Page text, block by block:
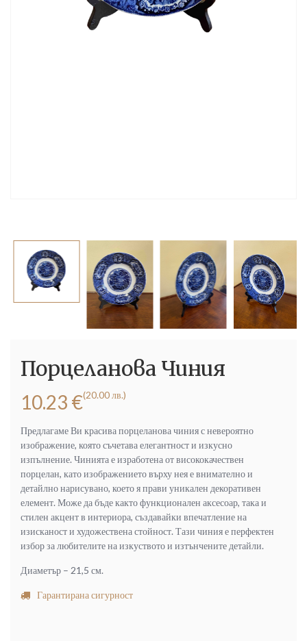
Порцеланова Чиния
10.23 €(20.00 лв.)
Предлагаме Ви красива порцеланова чиния с невероятно
изображение, която съчетава елегантност и изкусно
изпълнение. Чинията е изработена от висококачествен
порцелан, като изображението върху нея е внимателно и
детайлно нарисувано, което я прави уникален декоративен
елемент. Може да бъде както функционален аксесоар, така и
стилен акцент в интериора, създавайки впечатление на
изисканост и художествена стойност. Тази чиния е перфектен
избор за любителите на изкуството и изтънчените детайли.
Диаметър – 21,5 см.
Гарантирана сигурност